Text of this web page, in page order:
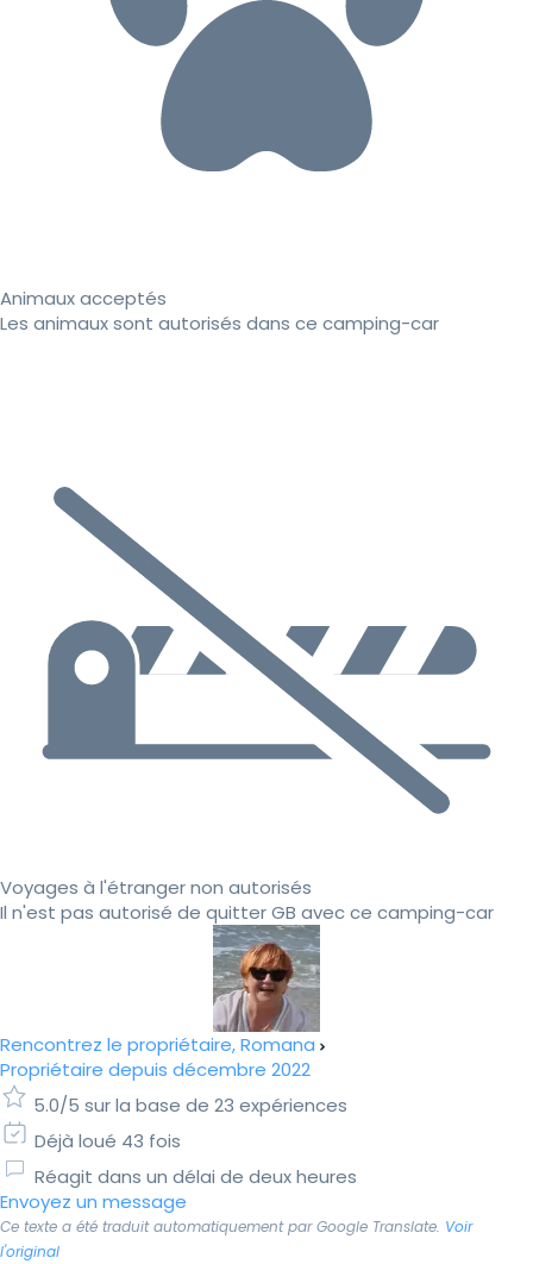
Animaux acceptés
Les animaux sont autorisés dans ce camping-car
Voyages à l'étranger non autorisés
Il n'est pas autorisé de quitter GB avec ce camping-car
Rencontrez le propriétaire, Romana
Propriétaire depuis décembre 2022
5.0/5 sur la base de 23 expériences
Déjà loué 43 fois
Réagit dans un délai de deux heures
Envoyez un message
Ce texte a été traduit automatiquement par Google Translate. Voir
l'original